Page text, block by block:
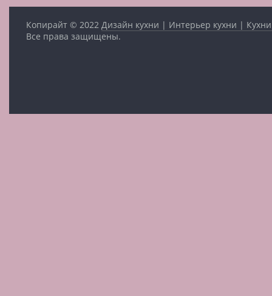
Копирайт © 2022 Дизайн кухни | Интерьер кухни |
Все права защищены.